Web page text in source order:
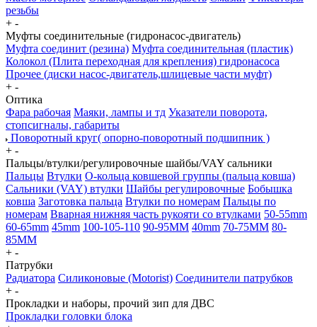
резьбы
+ -
Муфты соединительные (гидронасос-двигатель)
Муфта соединит (резина) Муфта соединительная (пластик)
Колокол (Плита переходная для крепления) гидронасоса
Прочее (диски насос-двигатель,шлицевые части муфт)
+ -
Оптика
Фара рабочая Маяки, лампы и тд Указатели поворота,
стопсигналы, габариты
Поворотный круг( опорно-поворотный подшипник )
+ -
Пальцы/втулки/регулировочные шайбы/VAY сальники
Пальцы Втулки О-кольца ковшевой группы (пальца ковша)
Сальники (VAY) втулки Шайбы регулировочные Бобышка
ковша Заготовка пальца Втулки по номерам Пальцы по
номерам Вварная нижняя часть рукояти со втулками 50-55mm
60-65mm 45mm 100-105-110 90-95MM 40mm 70-75MM 80-
85MM
+ -
Патрубки
Радиатора Силиконовые (Motorist) Соединители патрубков
+ -
Прокладки и наборы, прочий зип для ДВС
Прокладки головки блока